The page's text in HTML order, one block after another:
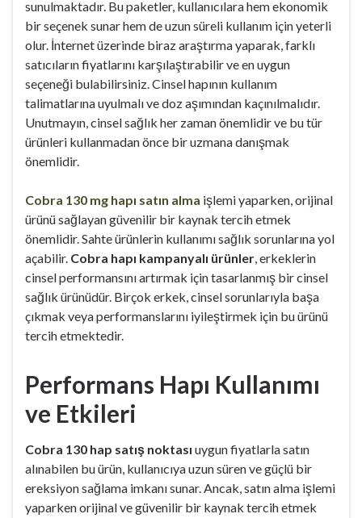
sunulmaktadır. Bu paketler, kullanıcılara hem ekonomik
bir seçenek sunar hem de uzun süreli kullanım için yeterli
olur. İnternet üzerinde biraz araştırma yaparak, farklı
satıcıların fiyatlarını karşılaştırabilir ve en uygun
seçeneği bulabilirsiniz. Cinsel hapının kullanım
talimatlarına uyulmalı ve doz aşımından kaçınılmalıdır.
Unutmayın, cinsel sağlık her zaman önemlidir ve bu tür
ürünleri kullanmadan önce bir uzmana danışmak
önemlidir.
Cobra 130 mg hapı satın alma işlemi yaparken, orijinal
ürünü sağlayan güvenilir bir kaynak tercih etmek
önemlidir. Sahte ürünlerin kullanımı sağlık sorunlarına yol
açabilir. Cobra hapı kampanyalı ürünler, erkeklerin
cinsel performansını artırmak için tasarlanmış bir cinsel
sağlık ürünüdür. Birçok erkek, cinsel sorunlarıyla başa
çıkmak veya performanslarını iyileştirmek için bu ürünü
tercih etmektedir.
Performans Hapı Kullanımı
ve Etkileri
Cobra 130 hap satış noktası uygun fiyatlarla satın
alınabilen bu ürün, kullanıcıya uzun süren ve güçlü bir
ereksiyon sağlama imkanı sunar. Ancak, satın alma işlemi
yaparken orijinal ve güvenilir bir kaynak tercih etmek